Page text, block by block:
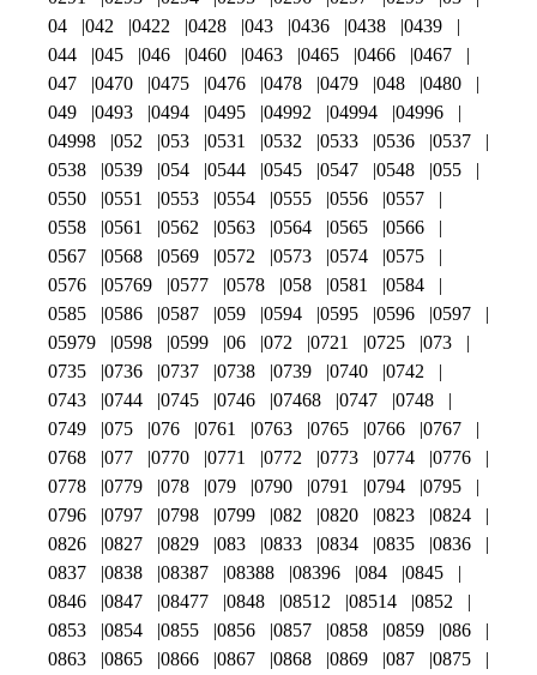
04
042 0422 0428 043 0436 0438
0439
044
045 046 0460 0463 0465 0466
0467
047
0470 0475 0476 0478 0479 048
0480
049
0493 0494 0495 04992 04994
04996
04998
052 053 0531 0532 0533 0536
0537
0538
0539 054 0544 0545 0547 0548
055
0550
0551 0553 0554 0555 0556
0557
0558
0561 0562 0563 0564 0565
0566
0567
0568 0569 0572 0573 0574
0575
0576
05769 0577 0578 058 0581
0584
0585
0586 0587 059 0594 0595 0596
0597
05979
0598 0599 06 072 0721 0725
073
0735
0736 0737 0738 0739 0740
0742
0743
0744 0745 0746 07468 0747
0748
0749
075 076 0761 0763 0765 0766
0767
0768
077 0770 0771 0772 0773 0774
0776
0778
0779 078 079 0790 0791 0794
0795
0796
0797 0798 0799 082 0820 0823
0824
0826
0827 0829 083 0833 0834 0835
0836
0837
0838 08387 08388 08396 084
0845
0846
0847 08477 0848 08512 08514
0852
0853
0854 0855 0856 0857 0858 0859
086
0863
0865 0866 0867 0868 0869 087
0875